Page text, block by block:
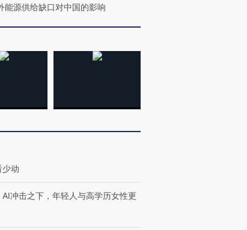
马航飞行员跨国走私7万
毒品
视线｜被称为“蟑螂”的印
育部长拱下台
博
产
【商旅对话】华住集团
能源供给缺口对中国的影响
少动
AI冲击之下，年轻人与高学历女性更